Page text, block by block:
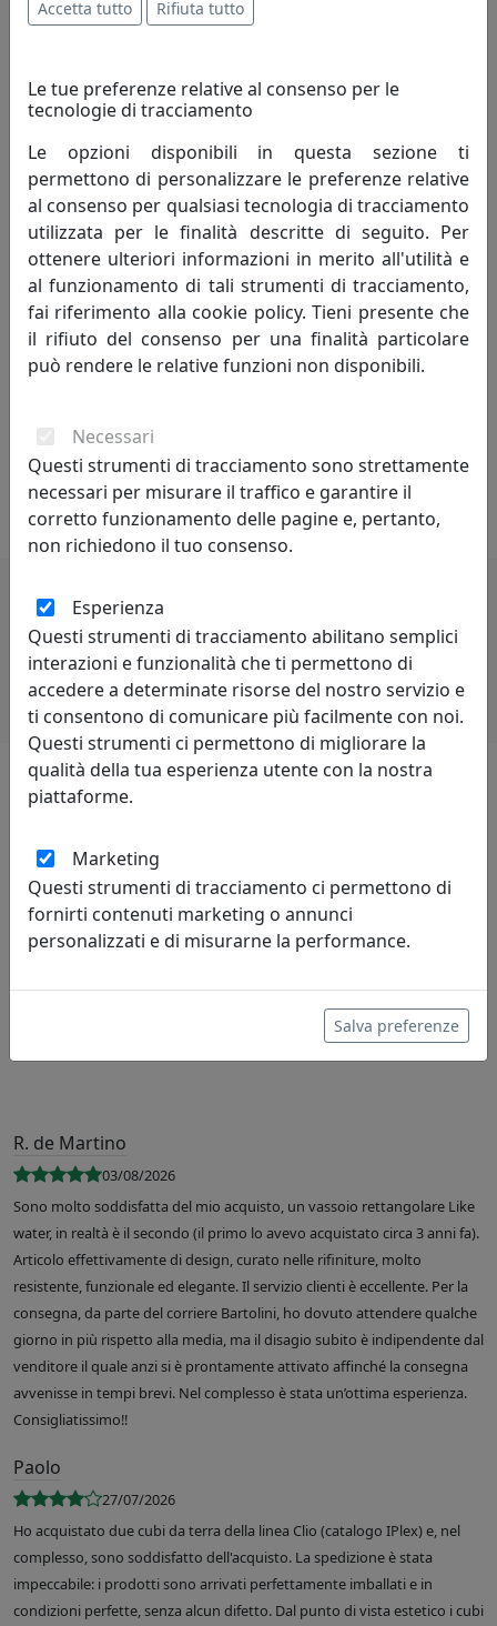
migliorando quindi il tenore di vita dell'uomo.
negativi.
Creatività - è un termine che indica l'arte o la capacità di
creare e inventare."Creatività è unire elementi esistenti
con connessioni nuove, che siano utili" - Henri Poincaré.
La creatività si fonda sulla profonda conoscenza delle
regole da superare, non può svilupparsi in assenza di
competenze preliminari. Caratteristiche della
personalità creativa sono curiosità, indipendenza,
spirito critico, autodisciplina.
impresa od industria. Può anche essere definita come
capacità di stare al passo con la concorrenza. Lo spirito
di rivalità è proprio di chi è competitivo.
Potrebbero interessarti
R. de Martino
03/08/2026
Sono molto soddisfatta del mio acquisto, un vassoio rettangolare Like
water, in realtà è il secondo (il primo lo avevo acquistato circa 3 anni fa).
Articolo effettivamente di design, curato nelle rifiniture, molto
resistente, funzionale ed elegante. Il servizio clienti è eccellente. Per la
consegna, da parte del corriere Bartolini, ho dovuto attendere qualche
giorno in più rispetto alla media, ma il disagio subito è indipendente dal
venditore il quale anzi si è prontamente attivato affinché la consegna
avvenisse in tempi brevi. Nel complesso è stata un’ottima esperienza.
Consigliatissimo!!
Paolo
27/07/2026
Ho acquistato due cubi da terra della linea Clio (catalogo IPlex) e, nel
complesso, sono soddisfatto dell'acquisto. La spedizione è stata
impeccabile: i prodotti sono arrivati perfettamente imballati e in
condizioni perfette, senza alcun difetto. Dal punto di vista estetico i cubi
Accetta tutto Rifiuta tutto
Le tue preferenze relative al consenso per le
tecnologie di tracciamento
Le opzioni disponibili in questa sezione ti
permettono di personalizzare le preferenze relative
al consenso per qualsiasi tecnologia di tracciamento
utilizzata per le finalità descritte di seguito. Per
ottenere ulteriori informazioni in merito all'utilità e
al funzionamento di tali strumenti di tracciamento,
fai riferimento alla cookie policy. Tieni presente che
il rifiuto del consenso per una finalità particolare
può rendere le relative funzioni non disponibili.
Necessari
Questi strumenti di tracciamento sono strettamente
necessari per misurare il traffico e garantire il
corretto funzionamento delle pagine e, pertanto,
non richiedono il tuo consenso.
Esperienza
Questi strumenti di tracciamento abilitano semplici
interazioni e funzionalità che ti permettono di
accedere a determinate risorse del nostro servizio e
ti consentono di comunicare più facilmente con noi.
Questi strumenti ci permettono di migliorare la
qualità della tua esperienza utente con la nostra
piattaforme.
Marketing
Questi strumenti di tracciamento ci permettono di
fornirti contenuti marketing o annunci
personalizzati e di misurarne la performance.
Salva preferenze